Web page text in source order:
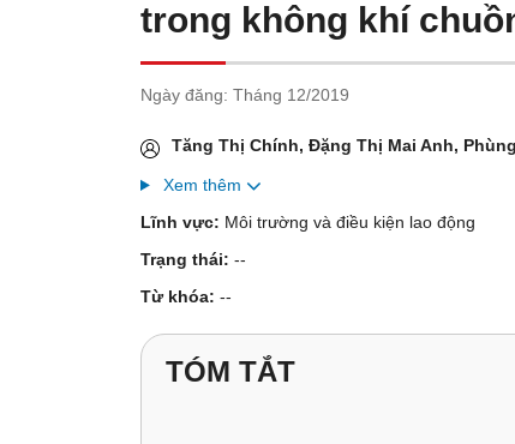
trong không khí
Ngày đăng: Tháng 12/2019
Tăng Thị Chính, Đặng Thị Mai Anh,
Xem thêm
Lĩnh vực: Môi trường và điều kiện lao động
Trạng thái: --
Từ khóa: --
TÓM TẮT